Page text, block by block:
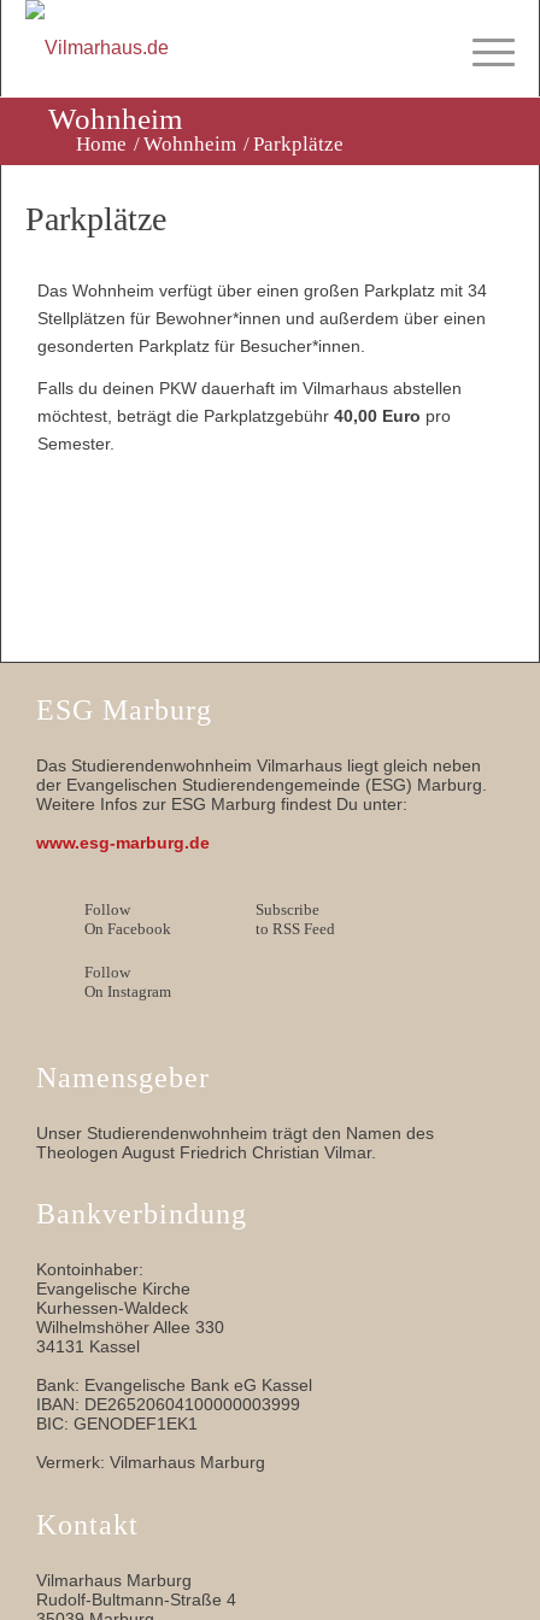
Wohnheim
Home /Wohnheim /Parkplätze
Parkplätze
Das Wohnheim verfügt über einen großen Parkplatz mit 34
Stellplätzen für Bewohner*innen und außerdem über einen
gesonderten Parkplatz für Besucher*innen.
Falls du deinen PKW dauerhaft im Vilmarhaus abstellen
möchtest, beträgt die Parkplatzgebühr 40,00 Euro pro
Semester.
ESG Marburg
Das Studierendenwohnheim Vilmarhaus liegt gleich neben
der Evangelischen Studierendengemeinde (ESG) Marburg.
Weitere Infos zur ESG Marburg findest Du unter:
www.esg-marburg.de
Follow
On Facebook
Subscribe
to RSS Feed
Follow
On Instagram
Namensgeber
Unser Studierendenwohnheim trägt den Namen des
Theologen August Friedrich Christian Vilmar.
Bankverbindung
Kontoinhaber:
Evangelische Kirche
Kurhessen-Waldeck
Wilhelmshöher Allee 330
34131 Kassel
Bank: Evangelische Bank eG Kassel
IBAN: DE26520604100000003999
BIC: GENODEF1EK1
Vermerk: Vilmarhaus Marburg
Kontakt
Vilmarhaus Marburg
Rudolf-Bultmann-Straße 4